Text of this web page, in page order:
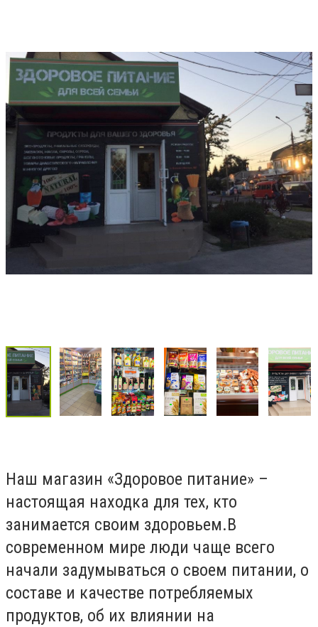
Наш магазин «Здоровое питание» –
настоящая находка для тех, кто
занимается своим здоровьем.В
современном мире люди чаще всего
начали задумываться о своем питании, о
составе и качестве потребляемых
продуктов, об их влиянии на